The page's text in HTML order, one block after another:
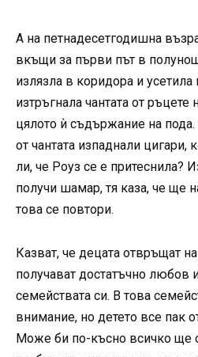
А на петнадесетгодишна
вкъщи за първи път в
излязла в коридора и
изтръгнала чантата от ръцете
цялото ѝ съдържание на
от чантата изпаднали цигари,
ли, че Роуз се е притеснила?
получи шамар, тя каза, че ще
това се повтори.
Казват, че децата отвръщат
получават достатъчно любов
семействата си. В това
внимание, но детето все пак
Може би по-късно всичко ще